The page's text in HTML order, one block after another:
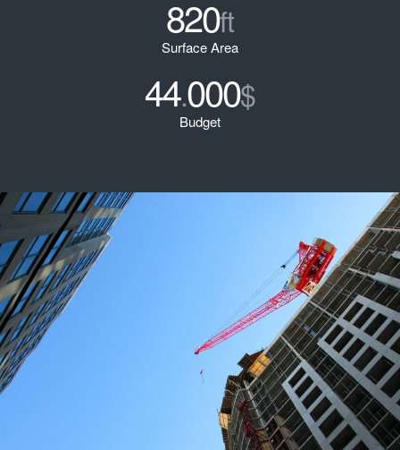
820ft
Surface Area
44.000$
Budget